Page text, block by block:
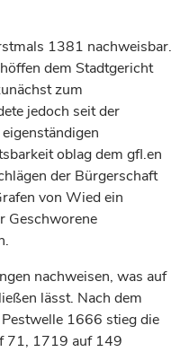
1381 nachweisbar.
dem Stadtgericht
zum
jedoch seit der
oblag dem gfl.en
der Bürgerschaft
von Wied ein
Geschworene
nachweisen, was auf
lässt. Nach dem
1666 stieg die
71, 1719 auf 149